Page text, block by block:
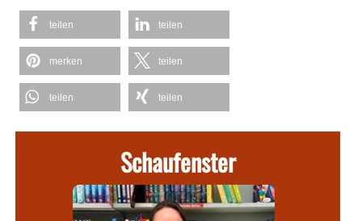
teilen teilen
merken teilen
teilen teilen
Schaufenster